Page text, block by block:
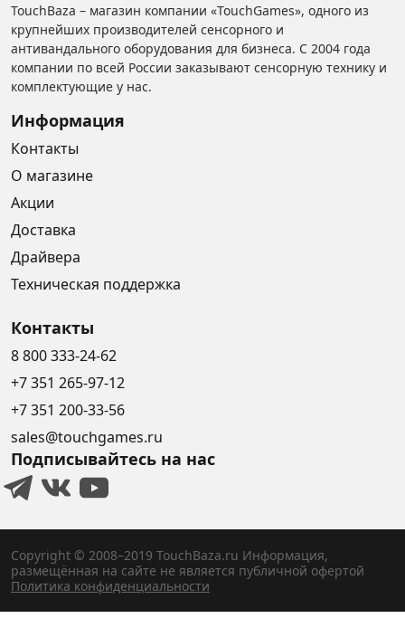
TouchBaza – магазин компании «TouchGames», одного из
крупнейших производителей сенсорного и
антивандального оборудования для бизнеса. С 2004 года
компании по всей России заказывают сенсорную технику и
комплектующие у нас.
Информация
Контакты
О магазине
Акции
Доставка
Драйвера
Техническая поддержка
Контакты
8 800 333-24-62
+7 351 265-97-12
+7 351 200-33-56
sales@touchgames.ru
Подписывайтесь на нас
Copyright © 2008–2019 TouchBaza.ru Информация,
размещённая на сайте не является публичной офертой
Политика конфиденциальности